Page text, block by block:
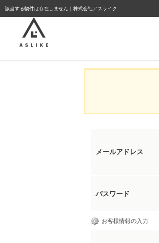
該当する物件は存在しません｜株式会社アスライク
メールアドレス
パスワード
お客様情報の入力